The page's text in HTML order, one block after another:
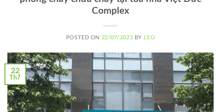
Complex
POSTED ON 22/07/2023 BY LEO
22
Th7